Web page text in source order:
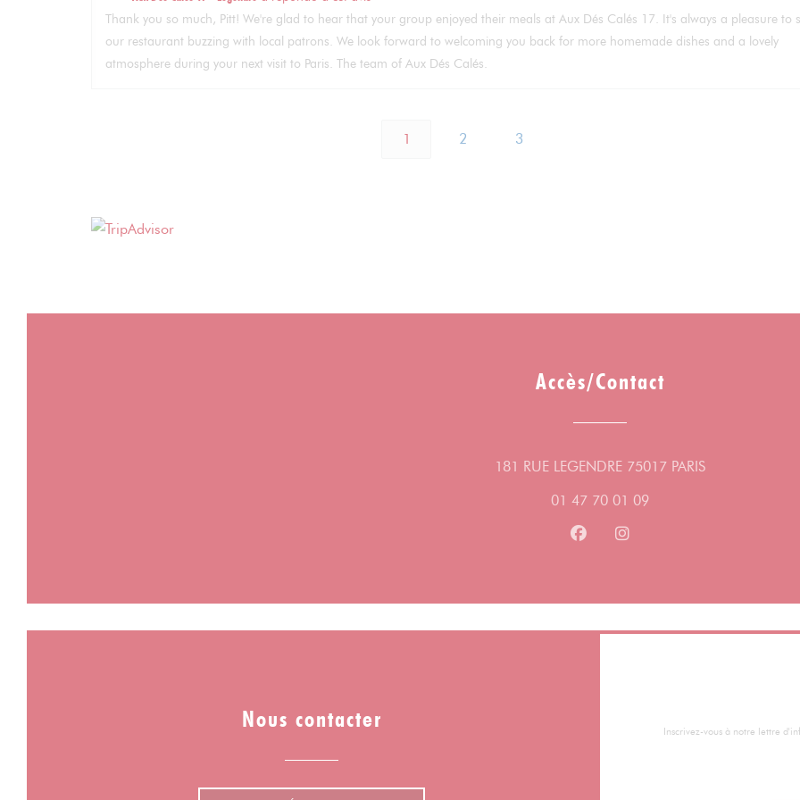
Thank you so much, Pitt! We're glad to hear that your group enjoyed their meals at Aux Dés Calés 17. It's always a pleasure to
our restaurant buzzing with local patrons. We look forward to welcoming you back for more homemade dishes and a lovely
atmosphere during your next visit to Paris. The team of Aux Dés Calés.
1 2 3
Accès/Contact
181 RUE LEGENDRE 75017 PARIS((ouvre une
01 47 70 01 09
Facebook ((ouvre une nouvelle
Instagram ((ouvre une
Nous contacter Inscrivez-vous à notre lettre